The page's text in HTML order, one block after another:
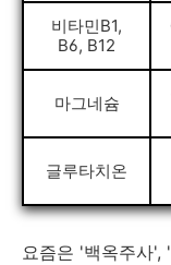
비타민B1,
B6, B12
마그네슘
글루타치온
요즘은 '백옥주사',